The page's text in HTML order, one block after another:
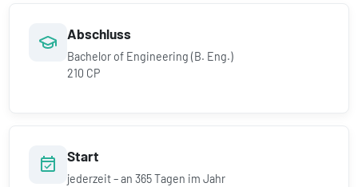
Abschluss
Bachelor of Engineering (B. Eng.)
210 CP
Start
jederzeit – an 365 Tagen im Jahr